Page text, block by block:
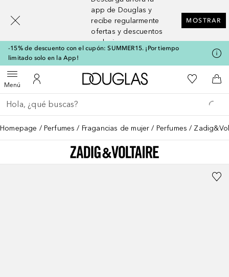
app de Douglas y
recibe regularmente
ofertas y descuentos
exclusivos
MOSTRAR
-15% de descuento con el cupón: SUMMER15. ¡Por tiempo
limitado solo en la App!
MenúAbrir menúMi cuenta
A Douglas HomeMi lista de
A
Regresar
Ejecutar búsqueda
Homepage Perfumes Fragancias de mujer Perfumes
[navigation.slideout.screenreader]